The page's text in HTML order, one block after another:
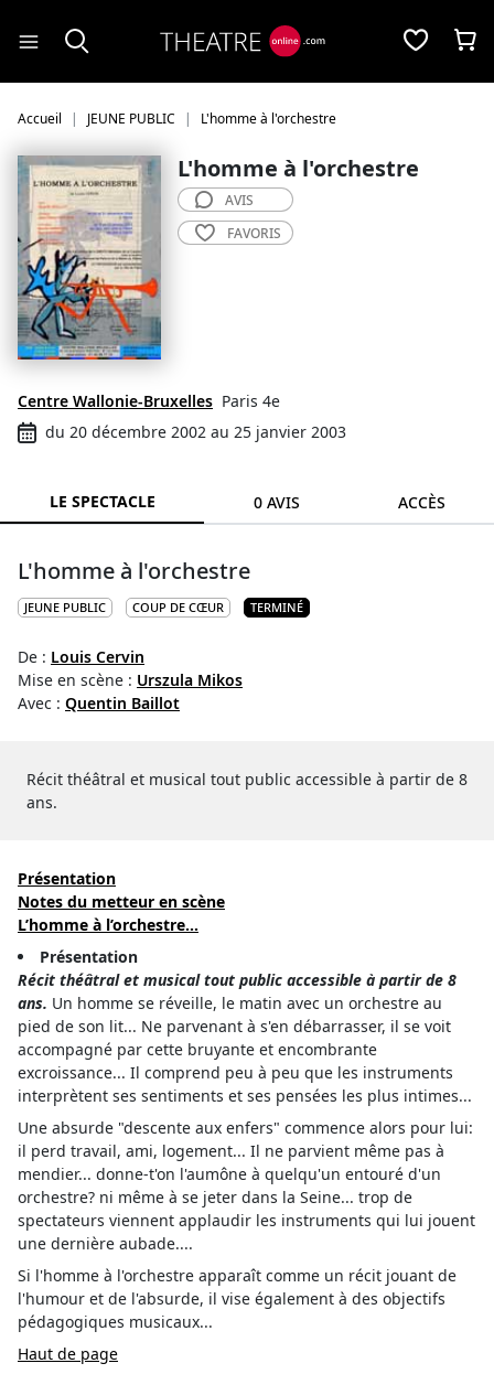
Accueil JEUNE PUBLIC L'homme à l'orchestre
L'homme à l'orchestre
Centre Wallonie-Bruxelles Paris 4e
du 20 décembre 2002 au 25 janvier 2003
AVIS
FAVORIS
LE SPECTACLE 0 AVIS ACCÈS
L'homme à l'orchestre
JEUNE PUBLIC COUP DE CŒUR TERMINÉ
De : Louis Cervin
Mise en scène : Urszula Mikos
Avec : Quentin Baillot
Récit théâtral et musical tout public accessible à partir de 8
ans.
Présentation
Notes du metteur en scène
L’homme à l’orchestre...
Présentation
Récit théâtral et musical tout public accessible à partir de 8
ans. Un homme se réveille, le matin avec un orchestre au
pied de son lit... Ne parvenant à s'en débarrasser, il se voit
accompagné par cette bruyante et encombrante
excroissance... Il comprend peu à peu que les instruments
interprètent ses sentiments et ses pensées les plus intimes...
Une absurde "descente aux enfers" commence alors pour lui:
il perd travail, ami, logement... Il ne parvient même pas à
mendier... donne-t'on l'aumône à quelqu'un entouré d'un
orchestre? ni même à se jeter dans la Seine... trop de
spectateurs viennent applaudir les instruments qui lui jouent
une dernière aubade....
Si l'homme à l'orchestre apparaît comme un récit jouant de
l'humour et de l'absurde, il vise également à des objectifs
pédagogiques musicaux...
Haut de page